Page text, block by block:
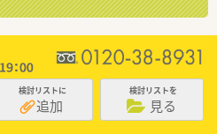
検討リストに
追加
検討リストを
見る